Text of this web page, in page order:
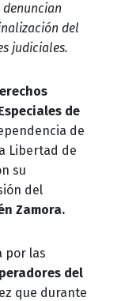
denuncian
del
judiciales.
de
de
Libertad de
su
del
Zamora.
por las
del
que durante